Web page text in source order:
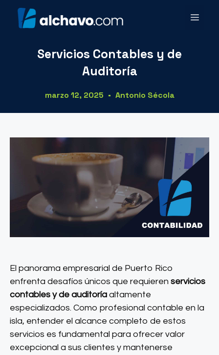
Servicios Contables y de
Auditoría
marzo 12, 2025 Antonio Sécola
El panorama empresarial de Puerto Rico
enfrenta desafíos únicos que requieren servicios
contables y de auditoría altamente
especializados. Como profesional contable en la
isla, entender el alcance completo de estos
servicios es fundamental para ofrecer valor
excepcional a sus clientes y mantenerse